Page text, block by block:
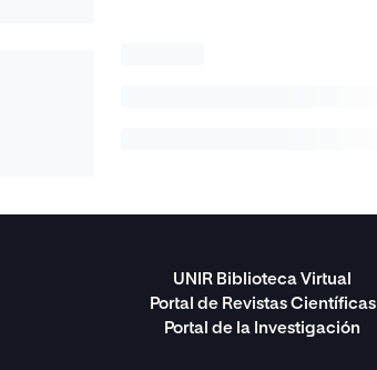
UNIR Biblioteca Virtual
Portal de Revistas Científicas
Portal de la Investigación